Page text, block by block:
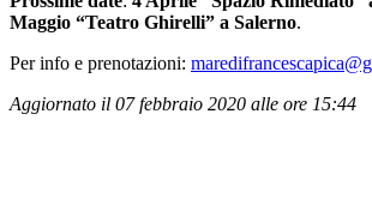
Maggio “Teatro Ghirelli” a Salerno.
Per info e prenotazioni:
Aggiornato il 07 febbraio 2020 alle ore 15:44